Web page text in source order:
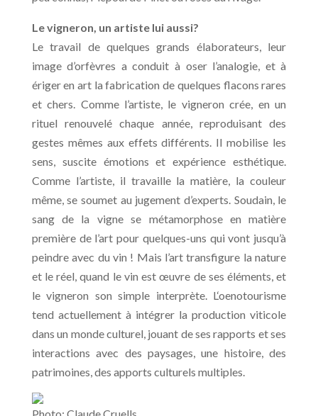
Le vigneron, un artiste lui aussi?
Le travail de quelques grands élaborateurs, leur
image d’orfèvres a conduit à oser l’analogie, et à
ériger en art la fabrication de quelques flacons rares
et chers. Comme l’artiste, le vigneron crée, en un
rituel renouvelé chaque année, reproduisant des
gestes mêmes aux effets différents. Il mobilise les
sens, suscite émotions et expérience esthétique.
Comme l’artiste, il travaille la matière, la couleur
même, se soumet au jugement d’experts. Soudain, le
sang de la vigne se métamorphose en matière
première de l’art pour quelques-uns qui vont jusqu’à
peindre avec du vin ! Mais l’art transfigure la nature
et le réel, quand le vin est œuvre de ses éléments, et
le vigneron son simple interprète. L‘oenotourisme
tend actuellement à intégrer la production viticole
dans un monde culturel, jouant de ses rapports et ses
interactions avec des paysages, une histoire, des
patrimoines, des apports culturels multiples.